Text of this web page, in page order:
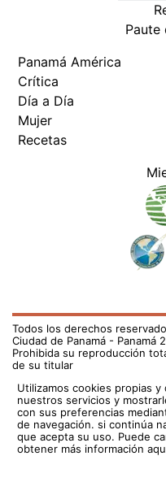
Paute
Panamá América
Crítica
Día a Día
Mujer
Recetas
Todos los derechos
Ciudad de Panamá - Panamá
Prohibida su reproducción
de su titular
Utilizamos cookies propias
nuestros servicios y
con sus preferencias
de navegación. si continúa
que acepta su uso. Puede
obtener más información